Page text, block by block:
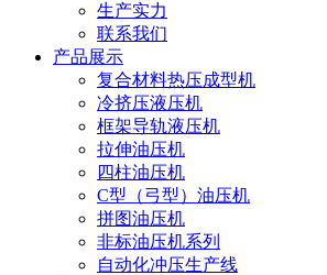
生产实力
联系我们
产品展示
复合材料热压成型机
冷挤压液压机
框架导轨液压机
拉伸油压机
四柱油压机
C型（弓型）油压机
拼图油压机
非标油压机系列
自动化冲压生产线